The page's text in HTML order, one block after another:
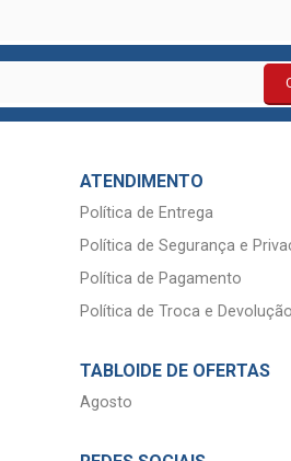
ATENDIMENTO
Política de Entrega
Política de Segurança e
Política de Pagamento
Política de Troca e Devolução
TABLOIDE DE OFERTAS
Agosto